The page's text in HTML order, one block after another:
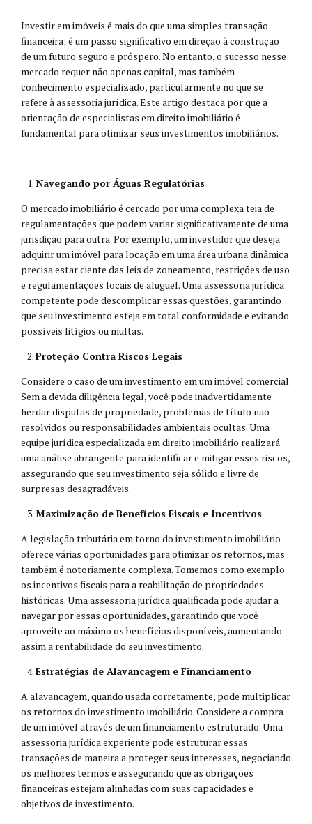
Investir em imóveis é mais do que uma simples transação
financeira; é um passo significativo em direção à construção
de um futuro seguro e próspero. No entanto, o sucesso nesse
mercado requer não apenas capital, mas também
conhecimento especializado, particularmente no que se
refere à assessoria jurídica. Este artigo destaca por que a
orientação de especialistas em direito imobiliário é
fundamental para otimizar seus investimentos imobiliários.
Navegando por Águas Regulatórias
O mercado imobiliário é cercado por uma complexa teia de
regulamentações que podem variar significativamente de uma
jurisdição para outra. Por exemplo, um investidor que deseja
adquirir um imóvel para locação em uma área urbana dinâmica
precisa estar ciente das leis de zoneamento, restrições de uso
e regulamentações locais de aluguel. Uma assessoria jurídica
competente pode descomplicar essas questões, garantindo
que seu investimento esteja em total conformidade e evitando
possíveis litígios ou multas.
Proteção Contra Riscos Legais
Considere o caso de um investimento em um imóvel comercial.
Sem a devida diligência legal, você pode inadvertidamente
herdar disputas de propriedade, problemas de título não
resolvidos ou responsabilidades ambientais ocultas. Uma
equipe jurídica especializada em direito imobiliário realizará
uma análise abrangente para identificar e mitigar esses riscos,
assegurando que seu investimento seja sólido e livre de
surpresas desagradáveis.
Maximização de Benefícios Fiscais e Incentivos
A legislação tributária em torno do investimento imobiliário
oferece várias oportunidades para otimizar os retornos, mas
também é notoriamente complexa. Tomemos como exemplo
os incentivos fiscais para a reabilitação de propriedades
históricas. Uma assessoria jurídica qualificada pode ajudar a
navegar por essas oportunidades, garantindo que você
aproveite ao máximo os benefícios disponíveis, aumentando
assim a rentabilidade do seu investimento.
Estratégias de Alavancagem e Financiamento
A alavancagem, quando usada corretamente, pode multiplicar
os retornos do investimento imobiliário. Considere a compra
de um imóvel através de um financiamento estruturado. Uma
assessoria jurídica experiente pode estruturar essas
transações de maneira a proteger seus interesses, negociando
os melhores termos e assegurando que as obrigações
financeiras estejam alinhadas com suas capacidades e
objetivos de investimento.